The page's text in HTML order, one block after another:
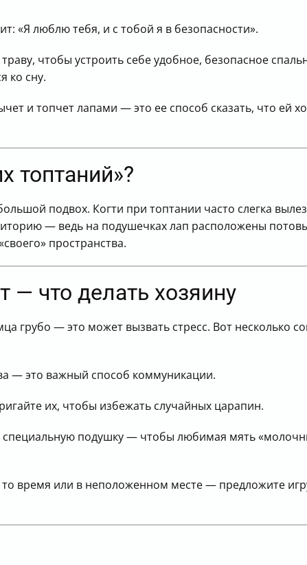
«Я люблю тебя, и с тобой я в безопасности».
чтобы устроить себе удобное, безопасное
ко сну.
и топчет лапами — это ее способ сказать, что ей
топтаний»?
подвох. Когти при топтании часто слегка
— ведь на подушечках лап расположены
пространства.
что делать хозяину
грубо — это может вызвать стресс. Вот несколько
— это важный способ коммуникации.
их, чтобы избежать случайных царапин.
специальную подушку — чтобы любимая мять
то время или в неположенном месте — предложите